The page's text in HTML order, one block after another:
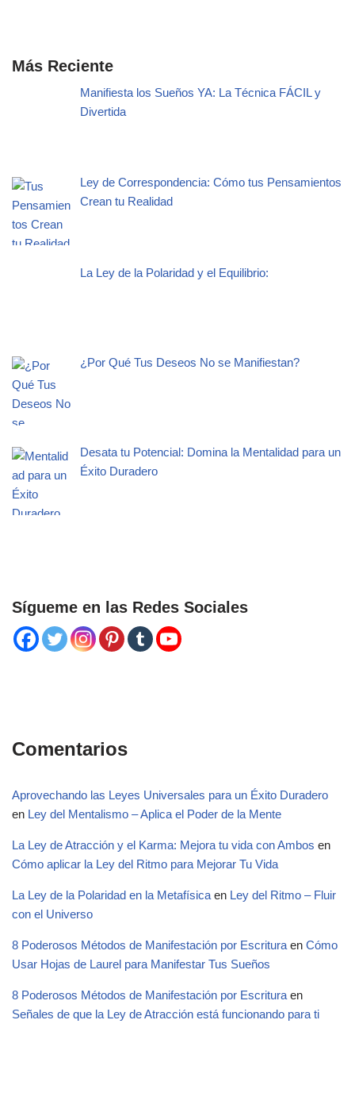
Más Reciente
Manifiesta los Sueños YA: La Técnica FÁCIL y
Divertida
Ley de Correspondencia: Cómo tus Pensamientos
Crean tu Realidad
La Ley de la Polaridad y el Equilibrio:
¿Por Qué Tus Deseos No se Manifiestan?
Desata tu Potencial: Domina la Mentalidad para un
Éxito Duradero
Sígueme en las Redes Sociales
Comentarios
Aprovechando las Leyes Universales para un Éxito Duradero
en Ley del Mentalismo – Aplica el Poder de la Mente
La Ley de Atracción y el Karma: Mejora tu vida con Ambos en
Cómo aplicar la Ley del Ritmo para Mejorar Tu Vida
La Ley de la Polaridad en la Metafísica en Ley del Ritmo – Fluir
con el Universo
8 Poderosos Métodos de Manifestación por Escritura en Cómo
Usar Hojas de Laurel para Manifestar Tus Sueños
8 Poderosos Métodos de Manifestación por Escritura en
Señales de que la Ley de Atracción está funcionando para ti